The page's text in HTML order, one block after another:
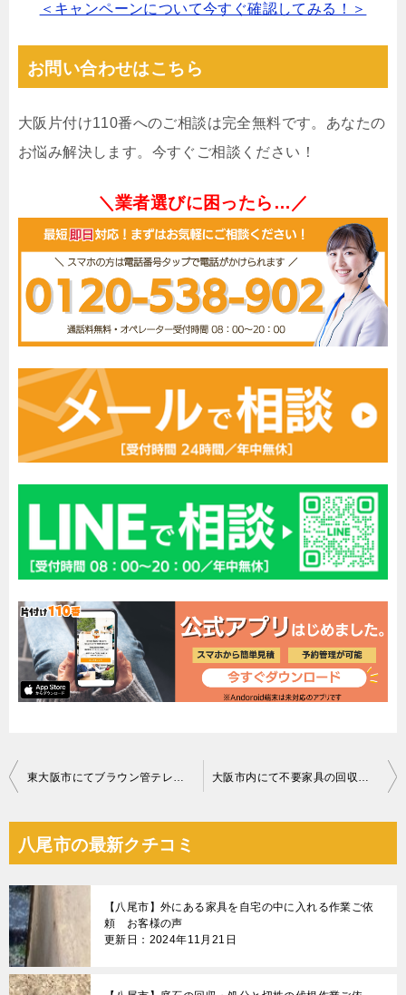
＜キャンペーンについて今すぐ確認してみる！＞
お問い合わせはこちら
大阪片付け110番へのご相談は完全無料です。あなたの
お悩み解決します。今すぐご相談ください！
＼業者選びに困ったら…／
投
ビ
ゲ
ー
シ
ョ
東大阪市にてブラウン管テレビ、冷蔵庫、大型テレビの回収処分 お客様の声 大阪市内にて不要家具の回収に伺ったお客様のお声
八尾市の最新クチコミ
【八尾市】外にある家具を自宅の中に入れる作業ご依
頼 お客様の声
更新日：2024年11月21日